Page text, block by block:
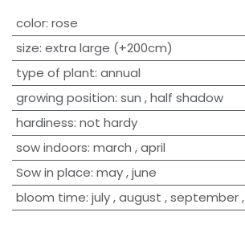
​color: rose
size: extra large (+200cm)
type of plant: annual
growing position: sun ,half shadow
hardiness: not hardy
sow indoors: march ,april
Sow in place: may,june
bloom time: july,august ,september,